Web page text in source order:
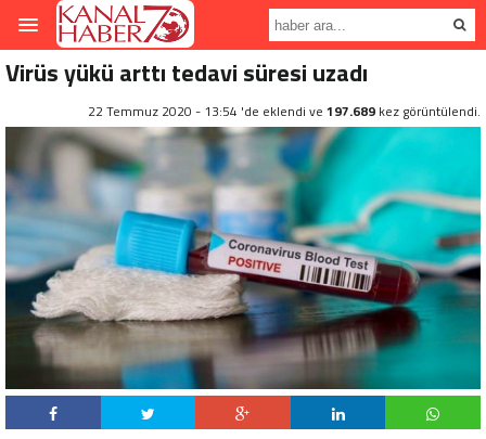
Virüs yükü arttı tedavi süresi uzadı
22 Temmuz 2020 - 13:54 'de eklendi ve 197.689 kez görüntülendi.